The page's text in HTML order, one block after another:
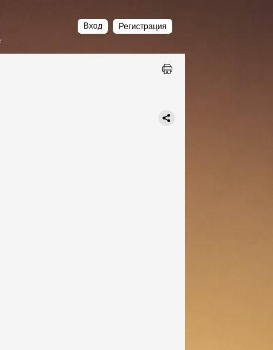
Вход Регистрация